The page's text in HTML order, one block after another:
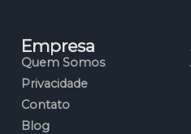
Empresa
Quem Somos
Privacidade
Contato
Blog